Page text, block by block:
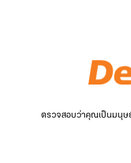
ตรวจสอบว่าคุณเป็นมนุษ